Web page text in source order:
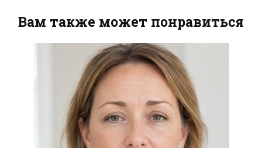
Вам также может понравиться